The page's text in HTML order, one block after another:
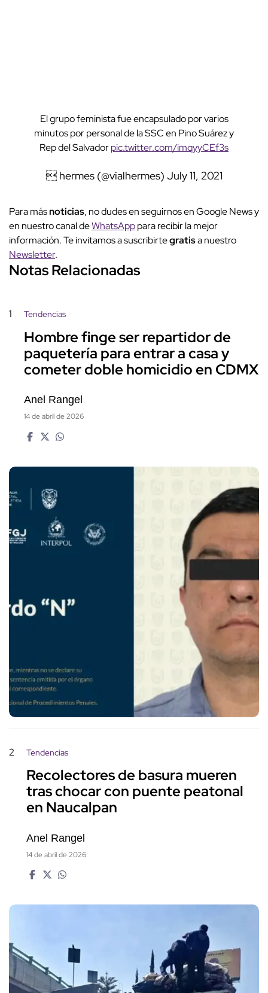
El grupo feminista fue encapsulado por varios
minutos por personal de la SSC en Pino Suárez y
Rep del Salvadorpic.twitter.com/imqyyCEf3s
 hermes (@vialhermes) July 11, 2021
Para másnoticias, no dudes en seguirnos en Google News y
en nuestro canal deWhatsApppara recibir la mejor
información. Te invitamos a suscribirtegratisa nuestro
Newsletter.
Notas Relacionadas
1 Tendencias
Hombre finge ser repartidor de
paquetería para entrar a casa y
cometer doble homicidio en CDMX
Anel Rangel
14 de abril de 2026
2 Tendencias
Recolectores de basura mueren
tras chocar con puente peatonal
en Naucalpan
Anel Rangel
14 de abril de 2026